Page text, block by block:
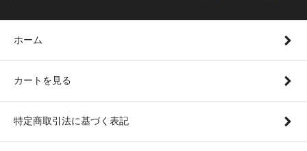
ホーム
カートを見る
特定商取引法に基づく表記